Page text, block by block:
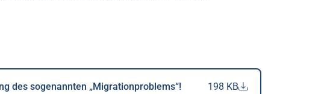
des sogenannten „Migrationproblems“! 198 KB